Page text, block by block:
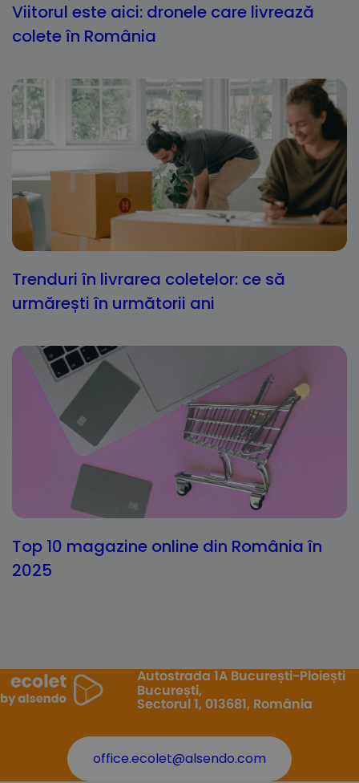
Viitorul este aici: dronele care livrează
colete în România
Trenduri în livrarea coletelor: ce să
urmărești în următorii ani
Top 10 magazine online din România în
2025
Autostrada 1A București-Ploiești
București,
Sectorul 1, 013681, România
office.ecolet@alsendo.com